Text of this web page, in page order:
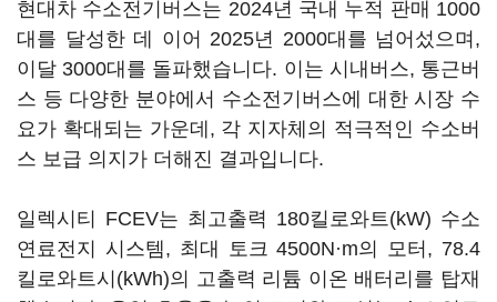
현대차 수소전기버스는 2024년 국내 누적 판매 1000
대를 달성한 데 이어 2025년 2000대를 넘어섰으며,
이달 3000대를 돌파했습니다. 이는 시내버스, 통근버
스 등 다양한 분야에서 수소전기버스에 대한 시장 수
요가 확대되는 가운데, 각 지자체의 적극적인 수소버
스 보급 의지가 더해진 결과입니다.
일렉시티 FCEV는 최고출력 180킬로와트(kW) 수소
연료전지 시스템, 최대 토크 4500N·m의 모터, 78.4
킬로와트시(kWh)의 고출력 리튬 이온 배터리를 탑재